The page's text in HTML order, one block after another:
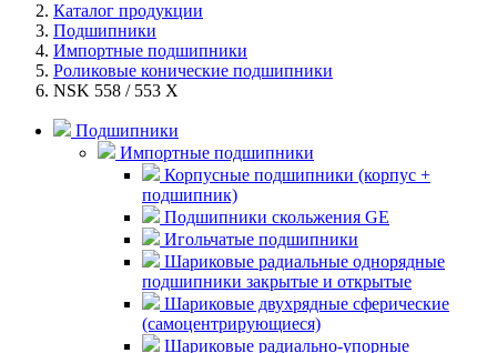
Каталог продукции
Подшипники
Импортные подшипники
Роликовые конические подшипники
NSK 558 / 553 X
Подшипники
Импортные подшипники
Корпусные подшипники (корпус +
подшипник)
Подшипники скольжения GE
Игольчатые подшипники
Шариковые радиальные однорядные
подшипники закрытые и открытые
Шариковые двухрядные сферические
(самоцентрирующиеся)
Шариковые радиально-упорные